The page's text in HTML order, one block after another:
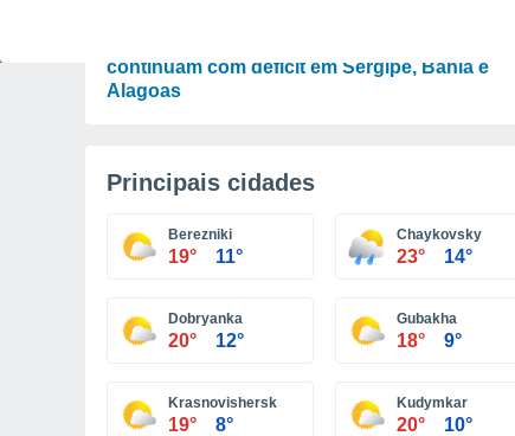
continuam com déficit em Sergipe, Bahia e
Alagoas
Principais cidades
Berezniki
19° 11°
Chaykovsky
23° 14°
Dobryanka
20° 12°
Gubakha
18° 9°
Krasnovishersk
19° 8°
Kudymkar
20° 10°